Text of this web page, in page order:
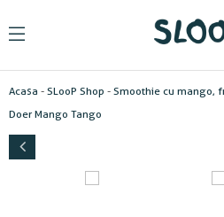
Acasa - SLooP Shop - Smoothie cu mango,
Doer Mango Tango